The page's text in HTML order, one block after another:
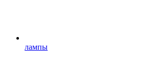
лампы